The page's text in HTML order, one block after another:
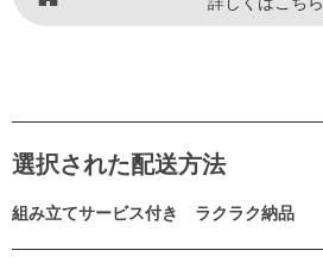
選択された配送方法
組み立てサービス付き ラクラク納品